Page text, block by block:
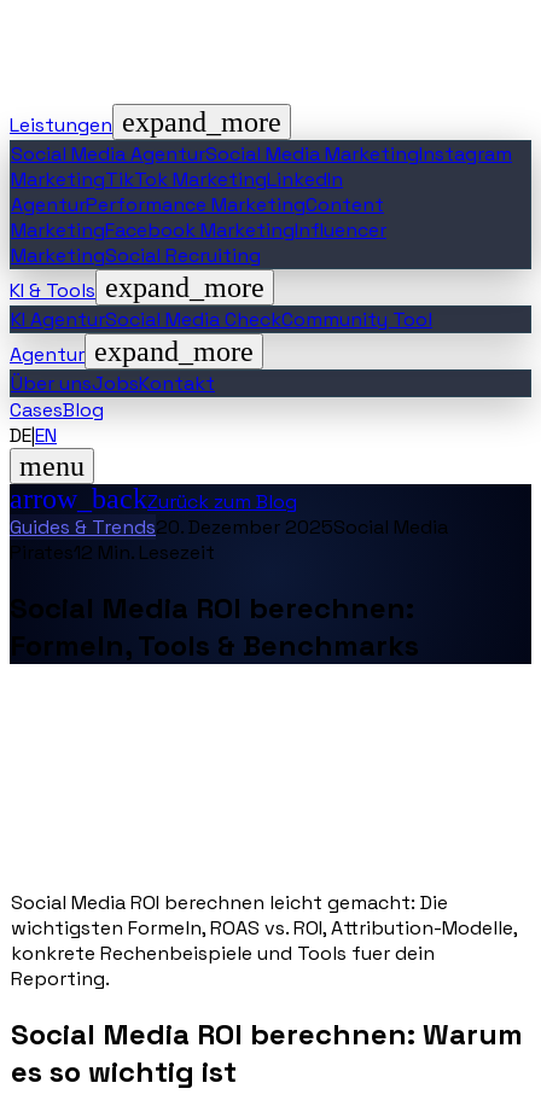
Leistungen expand_more
Social Media AgenturSocial Media MarketingInstagram
MarketingTikTok MarketingLinkedIn
AgenturPerformance MarketingContent
MarketingFacebook MarketingInfluencer
MarketingSocial Recruiting
KI & Tools expand_more
KI AgenturSocial Media CheckCommunity Tool
Agentur expand_more
Über unsJobsKontakt
CasesBlog
DE|EN
menu
arrow_backZurück zum Blog
Guides & Trends20. Dezember 2025Social Media
Pirates12 Min. Lesezeit
Social Media ROI berechnen:
Formeln, Tools & Benchmarks
Social Media ROI berechnen leicht gemacht: Die
wichtigsten Formeln, ROAS vs. ROI, Attribution-Modelle,
konkrete Rechenbeispiele und Tools fuer dein
Reporting.
Social Media ROI berechnen: Warum
es so wichtig ist